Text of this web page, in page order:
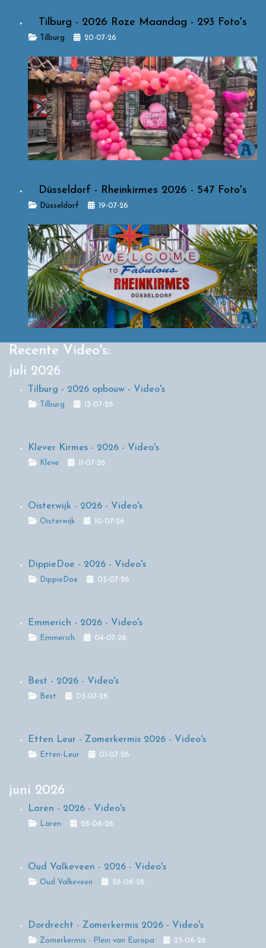
Tilburg - 2026 Roze Maandag - 293 Foto's
Details
Tilburg 20-07-26
Düsseldorf - Rheinkirmes 2026 - 547 Foto's
DetailsDüsseldorf 19-07-26
Recente Video's:
juli 2026
Tilburg - 2026 opbouw - Video's
Details
Tilburg 13-07-26
Klever Kirmes - 2026 - Video's
Details
Kleve 11-07-26
Oisterwijk - 2026 - Video's
DetailsOisterwijk 10-07-26
DippieDoe - 2026 - Video's
DetailsDippieDoe 05-07-26
Emmerich - 2026 - Video's
DetailsEmmerich 04-07-26
Best - 2026 - Video's
Details
Best 03-07-26
Etten Leur - Zomerkermis 2026 - Video's
DetailsEtten-Leur 01-07-26
juni 2026
Laren - 2026 - Video's
Details
Laren 28-06-26
Oud Valkeveen - 2026 - Video's
DetailsOud Valkeveen 28-06-26
Dordrecht - Zomerkermis 2026 - Video's
Details
Zomerkermis - Plein van Europa 25-06-26